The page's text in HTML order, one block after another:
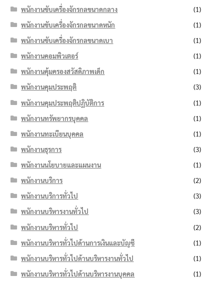
พนักงานขับเครื่องจักรกลขนาดกลาง
(1)
พนักงานขับเครื่องจักรกลขนาดหนัก
(1)
พนักงานขับเครื่องจักรกลขนาดเบา
(1)
พนักงานคอมพิวเตอร์
(1)
พนักงานคุ้มครองสวัสดิภาพเด็ก
(1)
พนักงานคุมประพฤติ
(3)
พนักงานคุมประพฤติปฏิบัติการ
(1)
พนักงานทรัพยากรบุคคล
(1)
พนักงานทะเบียนบุคคล
(1)
พนักงานธุรการ
(3)
พนักงานนโยบายและแผนงาน
(1)
พนักงานบริการ
(2)
พนักงานบริการทั่วไป
(3)
พนักงานบริหารงานทั่วไป
(3)
พนักงานบริหารทั่วไป
(2)
พนักงานบริหารทั่วไปด้านการเงินและบัญชี
(1)
พนักงานบริหารทั่วไปด้านบริหารงานทั่วไป
(1)
พนักงานบริหารทั่วไปด้านบริหารงานบุคคล
(1)